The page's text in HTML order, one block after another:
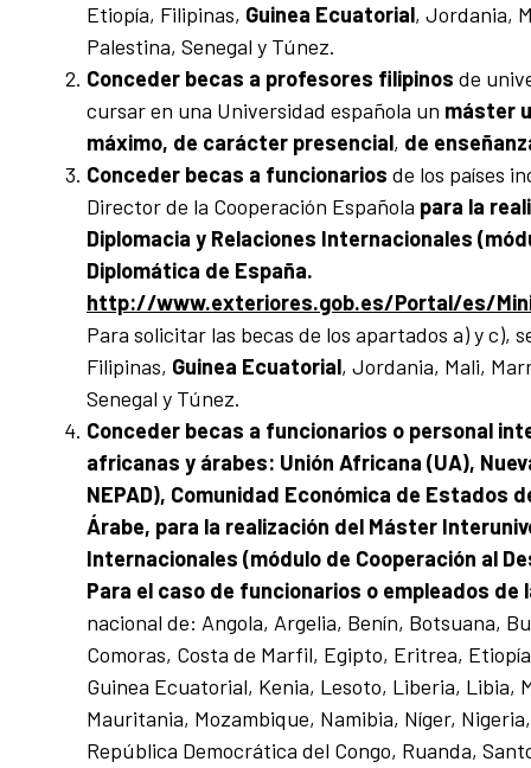
Etiopía, Filipinas, Guinea Ecuatorial, Jordania,
Palestina, Senegal y Túnez.
Conceder becas a profesores filipinos de
cursar en una Universidad española un máster
máximo, de carácter presencial, de
Conceder becas a funcionarios de los países
Director de la Cooperación Española para la
Diplomacia y Relaciones Internacionales
Diplomática de España.
http://www.exteriores.gob.es/Portal/es/
Para solicitar las becas de los apartados a) y c),
Filipinas, Guinea Ecuatorial, Jordania, Mali,
Senegal y Túnez.
Conceder becas a funcionarios o personal
africanas y árabes: Unión Africana (UA),
NEPAD), Comunidad Económica de Estados
Árabe, para la realización del Máster
Internacionales (módulo de Cooperación al
Para el caso de funcionarios o empleados de
nacional de: Angola, Argelia, Benín, Botsuana,
Comoras, Costa de Marfil, Egipto, Eritrea,
Guinea Ecuatorial, Kenia, Lesoto, Liberia, Libia,
Mauritania, Mozambique, Namibia, Níger,
República Democrática del Congo, Ruanda,